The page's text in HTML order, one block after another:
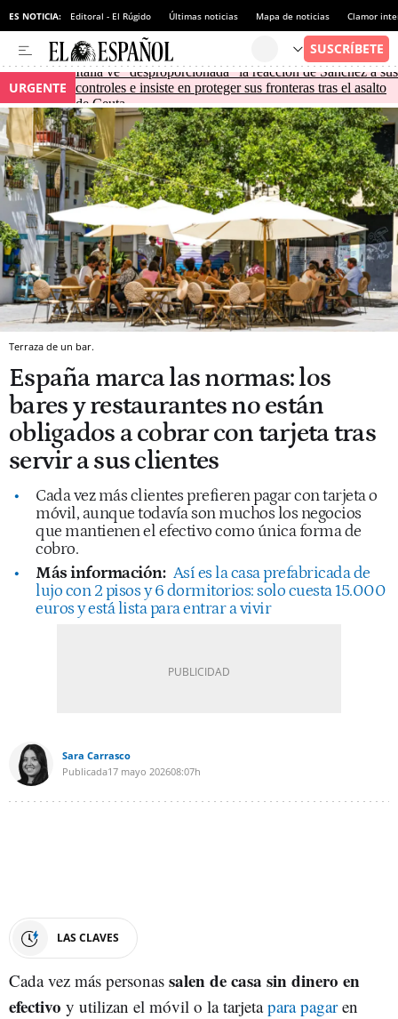
ES NOTICIA: Editoral - El Rúgido Últimas noticias Mapa de noticias Clamor
URGENTE
Italia ve "desproporcionada" la reacción de Sánchez a sus
controles e insiste en proteger sus fronteras tras el asalto
de Ceuta
Terraza de un bar.
España marca las normas: los
bares y restaurantes no están
obligados a cobrar con tarjeta tras
servir a sus clientes
Cada vez más clientes prefieren pagar con tarjeta o
móvil, aunque todavía son muchos los negocios
que mantienen el efectivo como única forma de
cobro.
Más información: Así es la casa prefabricada de
lujo con 2 pisos y 6 dormitorios: solo cuesta 15.000
euros y está lista para entrar a vivir
Sara Carrasco
Publicada17 mayo 202608:07h
LAS CLAVES
Cada vez más personas salen de casa sin dinero en
efectivo y utilizan el móvil o la tarjetapara pagaren